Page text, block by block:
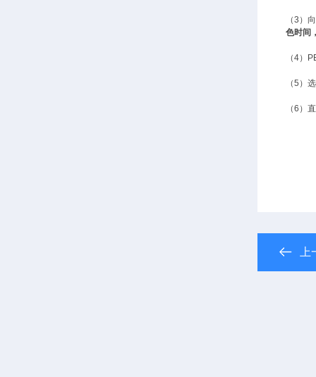
（3）
色时间
（4）
（5）
（6）